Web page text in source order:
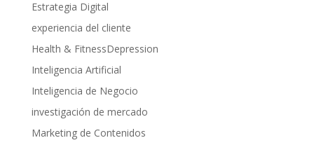
Estrategia Digital
experiencia del cliente
Health & FitnessDepression
Inteligencia Artificial
Inteligencia de Negocio
investigación de mercado
Marketing de Contenidos